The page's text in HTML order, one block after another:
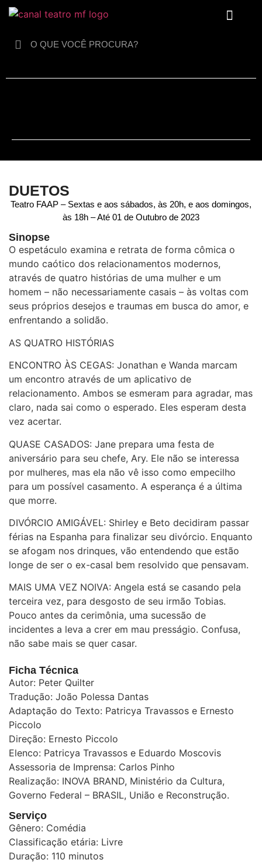
DUETOS
Teatro FAAP – Sextas e aos sábados, às 20h, e aos domingos,
às 18h – Até 01 de Outubro de 2023
Sinopse
O espetáculo examina e retrata de forma cômica o
mundo caótico dos relacionamentos modernos,
através de quatro histórias de uma mulher e um
homem – não necessariamente casais – às voltas com
seus próprios desejos e traumas em busca do amor, e
enfrentando a solidão.
AS QUATRO HISTÓRIAS
ENCONTRO ÀS CEGAS: Jonathan e Wanda marcam
um encontro através de um aplicativo de
relacionamento. Ambos se esmeram para agradar, mas
claro, nada sai como o esperado. Eles esperam desta
vez acertar.
QUASE CASADOS: Jane prepara uma festa de
aniversário para seu chefe, Ary. Ele não se interessa
por mulheres, mas ela não vê isso como empecilho
para um possível casamento. A esperança é a última
que morre.
DIVÓRCIO AMIGÁVEL: Shirley e Beto decidiram passar
férias na Espanha para finalizar seu divórcio. Enquanto
se afogam nos drinques, vão entendendo que estão
longe de ser o ex-casal bem resolvido que pensavam.
MAIS UMA VEZ NOIVA: Angela está se casando pela
terceira vez, para desgosto de seu irmão Tobias.
Pouco antes da cerimônia, uma sucessão de
incidentes a leva a crer em mau presságio. Confusa,
não sabe mais se quer casar.
Ficha Técnica
Autor: Peter Quilter
Tradução: João Polessa Dantas
Adaptação do Texto: Patricya Travassos e Ernesto
Piccolo
Direção: Ernesto Piccolo
Elenco: Patricya Travassos e Eduardo Moscovis
Assessoria de Imprensa: Carlos Pinho
Realização: INOVA BRAND, Ministério da Cultura,
Governo Federal – BRASIL, União e Reconstrução.
Serviço
Gênero: Comédia
Classificação etária: Livre
Duração: 110 minutos